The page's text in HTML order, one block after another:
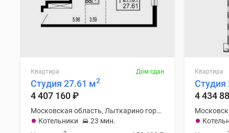
Квартира Дом сдан
Студия 27.61 м2
4 407 160₽
Московская область, Лыткарино городской округ
Котельники
23 мин.
Квартира
Студия
4 434